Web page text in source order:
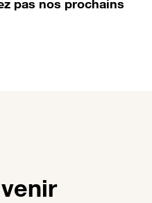
pas nos prochains